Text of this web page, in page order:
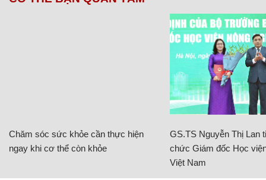
Chăm sóc sức khỏe cần thực hiện
ngay khi cơ thể còn khỏe
GS.TS Nguyễn Thị Lan
chức Giám đốc Học
Việt Nam